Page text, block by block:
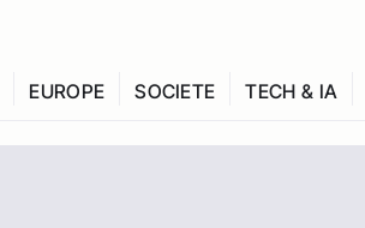
EUROPE SOCIETE TECH & IA